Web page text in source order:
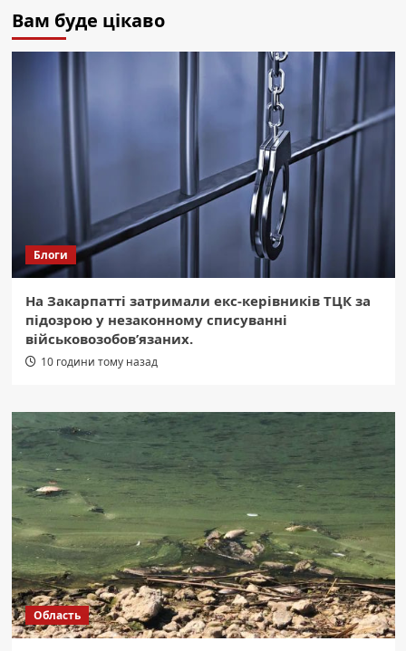
Вам буде цікаво
Блоги
На Закарпатті затримали екс-керівників ТЦК за
підозрою у незаконному списуванні
військовозобов’язаних.
10 години тому назад
Область